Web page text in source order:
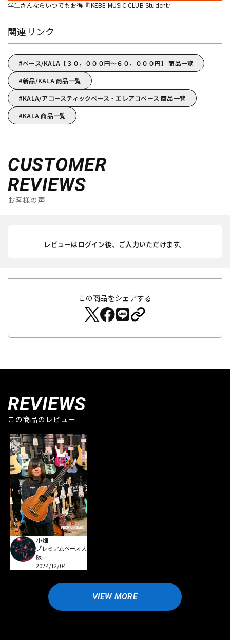
学生さんならいつでもお得『IKEBE MUSIC CLUB Student』
関連リンク
ベース/KALA【３０，０００円～６０，０００円】 商品一覧
新品/KALA 商品一覧
KALA/アコースティックベース・エレアコベース 商品一覧
KALA 商品一覧
CUSTOMER
REVIEWS
お客様の声
レビューはログイン後、ご入力いただけます。
この商品をシェアする
REVIEWS
この商品のレビュー
小畑
プレミアムベース大
阪
2024/12/04
VIEW MORE